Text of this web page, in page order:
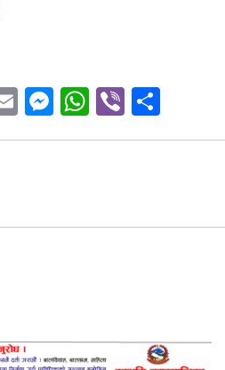
EmailMessenger
WhatsApp
Viber